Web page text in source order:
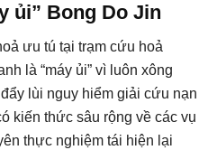
ủi” Bong Do Jin
ưu tú tại trạm cứu hoả
là “máy ủi” vì luôn xông
lùi nguy hiểm giải cứu nạn
kiến thức sâu rộng về các vụ
thực nghiệm tái hiện lại